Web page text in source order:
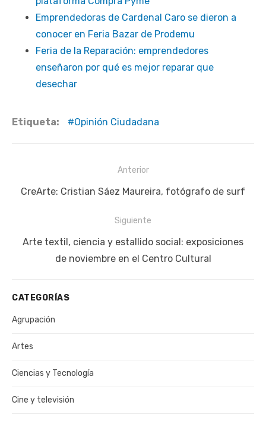
Emprendedoras de Cardenal Caro se dieron a
conocer en Feria Bazar de Prodemu
Feria de la Reparación: emprendedores
enseñaron por qué es mejor reparar que
desechar
Etiqueta: Opinión Ciudadana
de
Anterior
Publicación
CreArte: Cristian Sáez Maureira, fotógrafo de surf
Siguiente
Siguiente
publicación:
Arte textil, ciencia y estallido social: exposiciones
de noviembre en el Centro Cultural
CATEGORÍAS
Agrupación
Artes
Ciencias y Tecnología
Cine y televisión